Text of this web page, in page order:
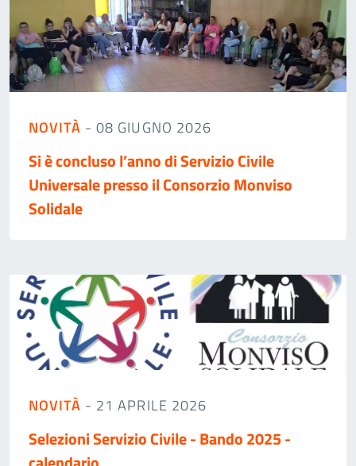
NOVITÀ - 08 GIUGNO 2026
Si è concluso l’anno di Servizio Civile
Universale presso il Consorzio Monviso
Solidale
NOVITÀ - 21 APRILE 2026
Selezioni Servizio Civile - Bando 2025 -